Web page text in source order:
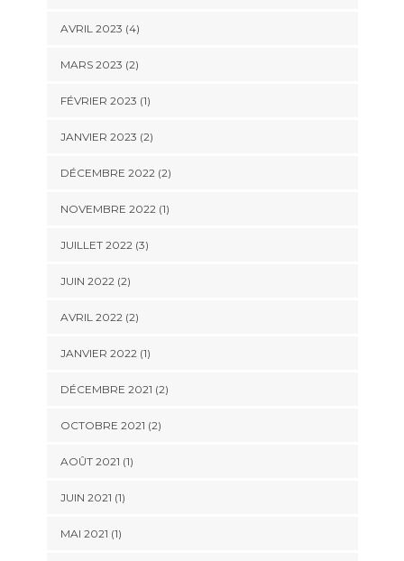
AVRIL 2023 (4)
MARS 2023 (2)
FÉVRIER 2023 (1)
JANVIER 2023 (2)
DÉCEMBRE 2022(2)
NOVEMBRE 2022(1)
JUILLET 2022(3)
JUIN 2022(2)
AVRIL 2022(2)
JANVIER 2022(1)
DÉCEMBRE 2021 (2)
OCTOBRE 2021 (2)
AOÛT 2021 (1)
JUIN 2021 (1)
MAI 2021 (1)